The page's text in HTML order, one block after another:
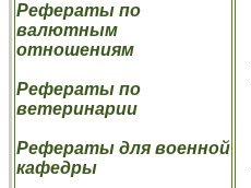
Рефераты по
валютным
отношениям
Рефераты по
ветеринарии
Рефераты для военной
кафедры